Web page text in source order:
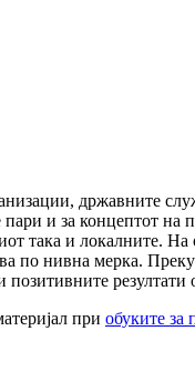
државните
и за концептот
така и локалните.
по нивна мерка.
при обуките за